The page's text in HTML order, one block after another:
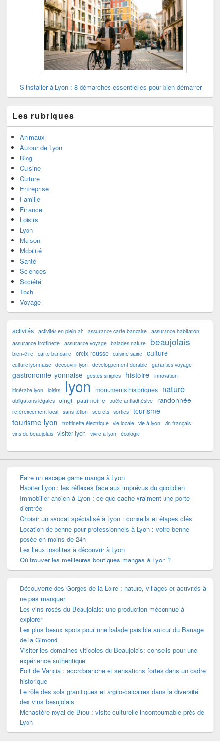
S’installer à Lyon : 8 démarches essentielles pour bien démarrer
Les rubriques
Animaux
Autour de Lyon
Blog
Cuisine
Culture
Entreprise
Famille
Finance
Loisirs
Lyon
Maison
Mobilité
Santé
Sciences
Société
Tech
Voyage
activités activités en plein air assurance carte bancaire assurance habitation
assurance trottinette assurance voyage balades nature beaujolais
bien-être carte bancaire croix-rousse cuisine saine culture
culture lyonnaise découvrir lyon développement durable garanties voyage
gastronomie lyonnaise gestes simples histoire
innovation
itinéraire lyon loisirs lyon monuments historiques nature
obligations légales oingt patrimoine poêle antiadhésive randonnée
référencement local sans téflon secrets sorties tourisme
tourisme lyon trottinette électrique vie locale vie à lyon vin français
vins du beaujolais visiter lyon vivre à lyon écologie
Faire un escape game manga à Lyon
Habiter Lyon : les réflexes face aux imprévus du quotidien
Immobilier ancien à Lyon : ce que cache vraiment une porte
d’entrée
Choisir un avocat spécialisé à Lyon : conseils et étapes clés
Location de benne pour professionnels à Lyon : votre benne
posée en moins de 24h
Les lieux insolites à découvrir à Lyon
Où trouver les meilleures boutiques mangas à Lyon ?
Découverte des Gorges de la Loire : nature, villages et activités à
ne pas manquer
Les vins rosés du Beaujolais: une production méconnue à
explorer
Les plus beaux spots pour une balade paisible autour du Barrage
de la Gimond
Visiter les domaines viticoles du Beaujolais: conseils pour une
expérience authentique
Fort de Vancia : accrobranche et sensations fortes dans un cadre
historique
Le rôle des sols granitiques et argilo-calcaires dans la diversité
des vins beaujolais
Monastère royal de Brou : visite culturelle incontournable près de
Lyon